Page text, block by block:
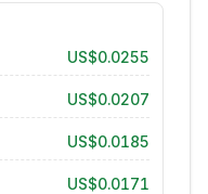
US$0.0255
US$0.0207
US$0.0185
US$0.0171